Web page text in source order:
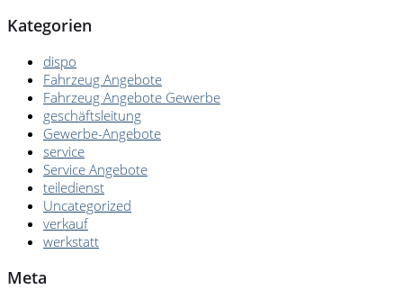
Kategorien
dispo
Fahrzeug Angebote
Fahrzeug Angebote Gewerbe
geschäftsleitung
Gewerbe-Angebote
service
Service Angebote
teiledienst
Uncategorized
verkauf
werkstatt
Meta